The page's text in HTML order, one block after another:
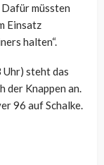
müssten
Einsatz
halten“.
Uhr) steht das
der Knappen an.
96 auf Schalke.